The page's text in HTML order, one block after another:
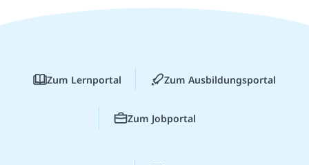
Zum Lernportal Zum Ausbildungsportal
Zum Jobportal